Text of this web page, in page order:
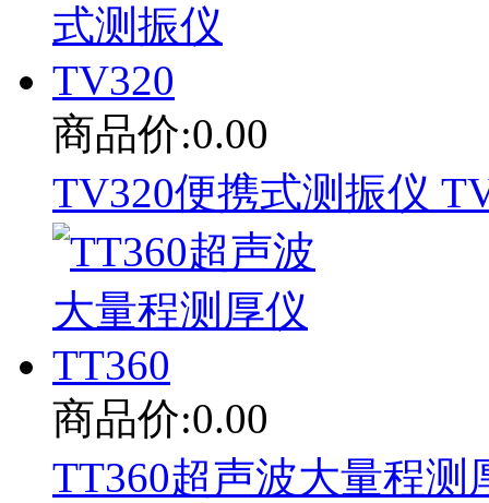
商品价:0.00
TV320便携式测振仪
商品价:0.00
TT360超声波大量程测